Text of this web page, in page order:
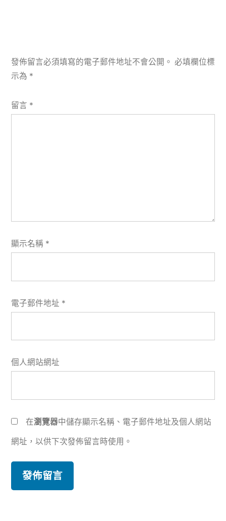
發佈留言必須填寫的電子郵件地址不會公開。 必填欄位標
示為 *
留言 *
顯示名稱 *
電子郵件地址 *
個人網站網址
在瀏覽器中儲存顯示名稱、電子郵件地址及個人網站
網址，以供下次發佈留言時使用。